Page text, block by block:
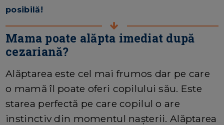
posibilă!
Mama poate alăpta imediat după
cezariană?
Alăptarea este cel mai frumos dar pe care
o mamă îl poate oferi copilului său. Este
starea perfectă pe care copilul o are
instinctiv din momentul nașterii. Alăptarea